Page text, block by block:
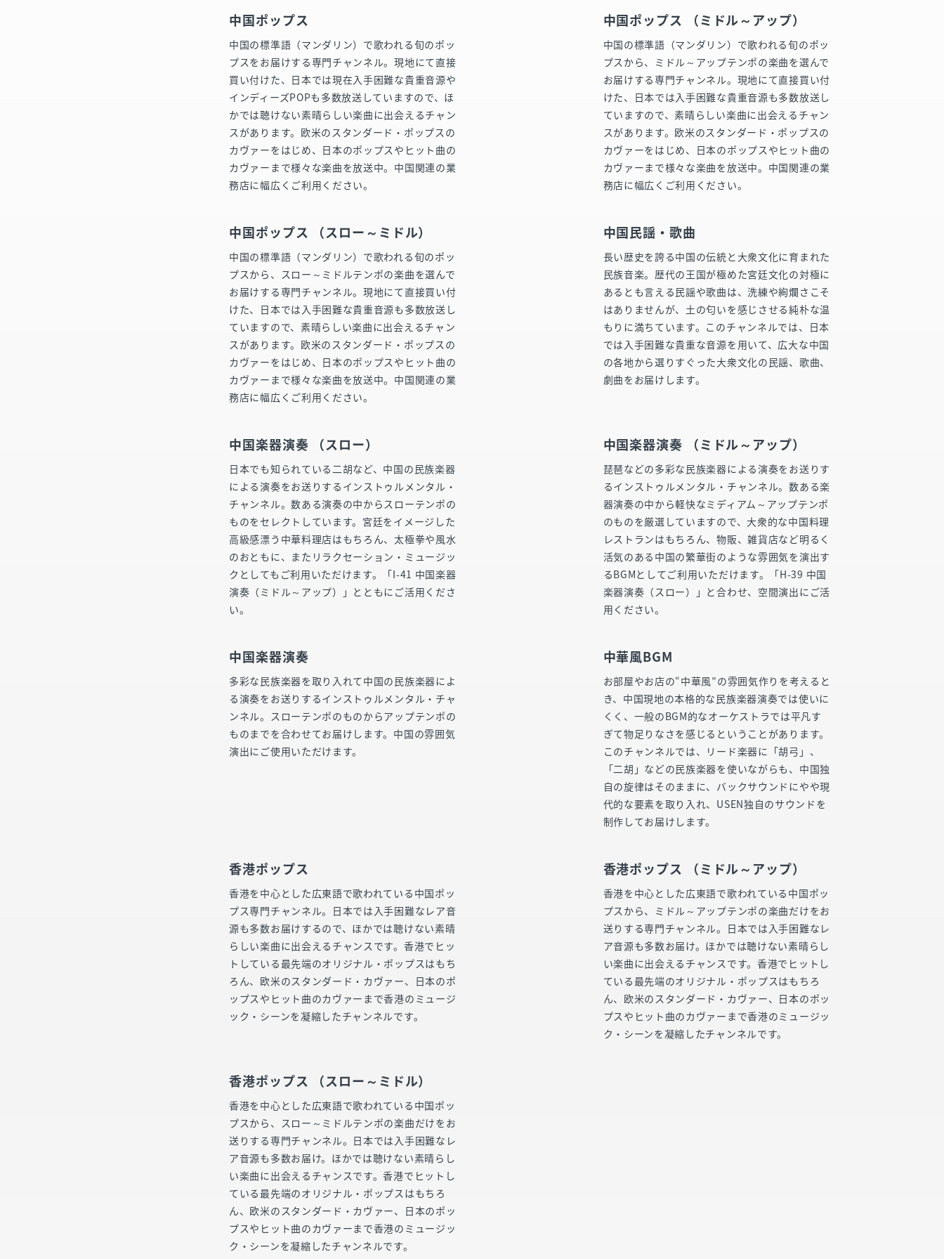
中国ポップス
中国の標準語（マンダリン）で歌われる旬のポッ
プスをお届けする専門チャンネル。現地にて直接
買い付けた、日本では現在入手困難な貴重音源や
インディーズPOPも多数放送していますので、ほ
かでは聴けない素晴らしい楽曲に出会えるチャン
スがあります。欧米のスタンダード・ポップスの
カヴァーをはじめ、日本のポップスやヒット曲の
カヴァーまで様々な楽曲を放送中。中国関連の業
務店に幅広くご利用ください。
中国ポップス （ミドル～アップ）
中国の標準語（マンダリン）で歌われる旬のポッ
プスから、ミドル～アップテンポの楽曲を選んで
お届けする専門チャンネル。現地にて直接買い付
けた、日本では入手困難な貴重音源も多数放送し
ていますので、素晴らしい楽曲に出会えるチャン
スがあります。欧米のスタンダード・ポップスの
カヴァーをはじめ、日本のポップスやヒット曲の
カヴァーまで様々な楽曲を放送中。中国関連の業
務店に幅広くご利用ください。
中国ポップス （スロー～ミドル）
中国の標準語（マンダリン）で歌われる旬のポッ
プスから、スロー～ミドルテンポの楽曲を選んで
お届けする専門チャンネル。現地にて直接買い付
けた、日本では入手困難な貴重音源も多数放送し
ていますので、素晴らしい楽曲に出会えるチャン
スがあります。欧米のスタンダード・ポップスの
カヴァーをはじめ、日本のポップスやヒット曲の
カヴァーまで様々な楽曲を放送中。中国関連の業
務店に幅広くご利用ください。
中国民謡・歌曲
長い歴史を誇る中国の伝統と大衆文化に育まれた
民族音楽。歴代の王国が極めた宮廷文化の対極に
あるとも言える民謡や歌曲は、洗練や絢爛さこそ
はありませんが、土の匂いを感じさせる純朴な温
もりに満ちています。このチャンネルでは、日本
では入手困難な貴重な音源を用いて、広大な中国
の各地から選りすぐった大衆文化の民謡、歌曲、
劇曲をお届けします。
中国楽器演奏 （スロー）
日本でも知られている二胡など、中国の民族楽器
による演奏をお送りするインストゥルメンタル・
チャンネル。数ある演奏の中からスローテンポの
ものをセレクトしています。宮廷をイメージした
高級感漂う中華料理店はもちろん、太極拳や風水
のおともに、またリラクセーション・ミュージッ
クとしてもご利用いただけます。「I-41 中国楽器
演奏（ミドル～アップ）」とともにご活用くださ
い。
中国楽器演奏 （ミドル～アップ）
琵琶などの多彩な民族楽器による演奏をお送りす
るインストゥルメンタル・チャンネル。数ある楽
器演奏の中から軽快なミディアム～アップテンポ
のものを厳選していますので、大衆的な中国料理
レストランはもちろん、物販、雑貨店など明るく
活気のある中国の繁華街のような雰囲気を演出す
るBGMとしてご利用いただけます。「H-39 中国
楽器演奏（スロー）」と合わせ、空間演出にご活
用ください。
中国楽器演奏
多彩な民族楽器を取り入れて中国の民族楽器によ
る演奏をお送りするインストゥルメンタル・チャ
ンネル。スローテンポのものからアップテンポの
ものまでを合わせてお届けします。中国の雰囲気
演出にご使用いただけます。
中華風BGM
お部屋やお店の“中華風”の雰囲気作りを考えると
き、中国現地の本格的な民族楽器演奏では使いに
くく、一般のBGM的なオーケストラでは平凡す
ぎて物足りなさを感じるということがあります。
このチャンネルでは、リード楽器に「胡弓」、
「二胡」などの民族楽器を使いながらも、中国独
自の旋律はそのままに、バックサウンドにやや現
代的な要素を取り入れ、USEN独自のサウンドを
制作してお届けします。
香港ポップス
香港を中心とした広東語で歌われている中国ポッ
プス専門チャンネル。日本では入手困難なレア音
源も多数お届けするので、ほかでは聴けない素晴
らしい楽曲に出会えるチャンスです。香港でヒッ
トしている最先端のオリジナル・ポップスはもち
ろん、欧米のスタンダード・カヴァー、日本のポ
ップスやヒット曲のカヴァーまで香港のミュージ
ック・シーンを凝縮したチャンネルです。
香港ポップス （ミドル～アップ）
香港を中心とした広東語で歌われている中国ポッ
プスから、ミドル～アップテンポの楽曲だけをお
送りする専門チャンネル。日本では入手困難なレ
ア音源も多数お届け。ほかでは聴けない素晴らし
い楽曲に出会えるチャンスです。香港でヒットし
ている最先端のオリジナル・ポップスはもちろ
ん、欧米のスタンダード・カヴァー、日本のポッ
プスやヒット曲のカヴァーまで香港のミュージッ
ク・シーンを凝縮したチャンネルです。
香港ポップス （スロー～ミドル）
香港を中心とした広東語で歌われている中国ポッ
プスから、スロー～ミドルテンポの楽曲だけをお
送りする専門チャンネル。日本では入手困難なレ
ア音源も多数お届け。ほかでは聴けない素晴らし
い楽曲に出会えるチャンスです。香港でヒットし
ている最先端のオリジナル・ポップスはもちろ
ん、欧米のスタンダード・カヴァー、日本のポッ
プスやヒット曲のカヴァーまで香港のミュージッ
ク・シーンを凝縮したチャンネルです。